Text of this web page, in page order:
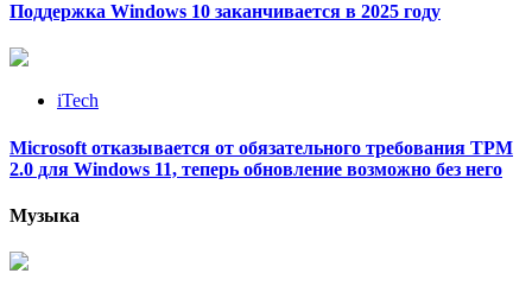
Поддержка Windows 10 заканчивается в 2025 году
iTech
Microsoft отказывается от обязательного требования TPM
2.0 для Windows 11, теперь обновление возможно без него
Музыка